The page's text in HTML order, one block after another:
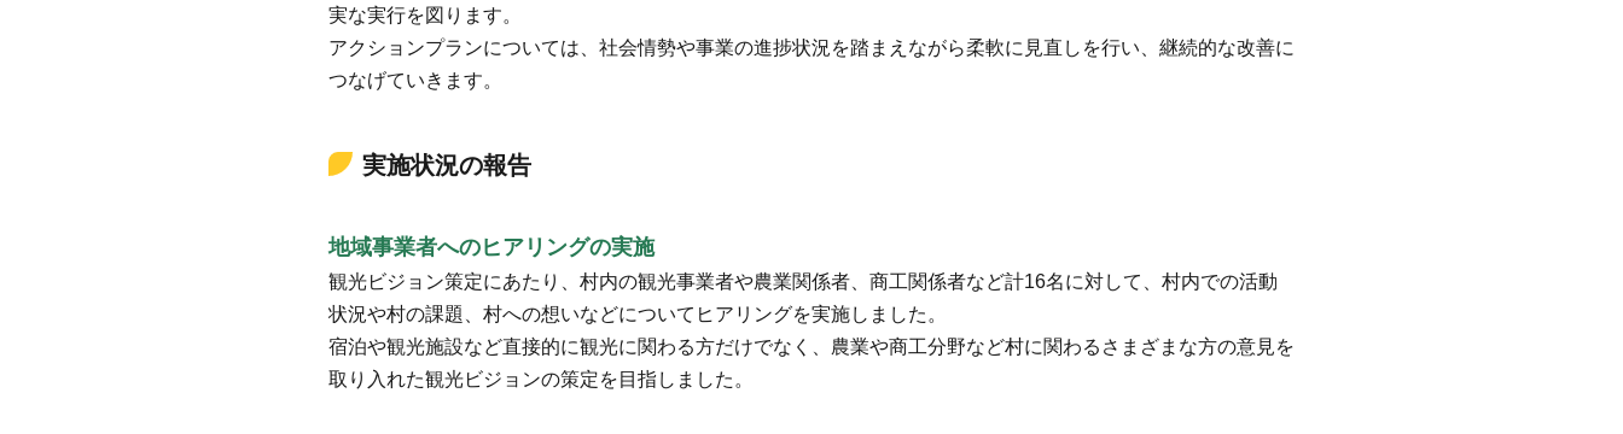
実な実行を図ります。
アクションプランについては、社会情勢や事業の進捗状況を踏まえながら柔軟に見直しを行い、継続的な改善に
つなげていきます。
実施状況の報告
地域事業者へのヒアリングの実施
観光ビジョン策定にあたり、村内の観光事業者や農業関係者、商工関係者など計16名に対して、村内での活動
状況や村の課題、村への想いなどについてヒアリングを実施しました。
宿泊や観光施設など直接的に観光に関わる方だけでなく、農業や商工分野など村に関わるさまざまな方の意見を
取り入れた観光ビジョンの策定を目指しました。